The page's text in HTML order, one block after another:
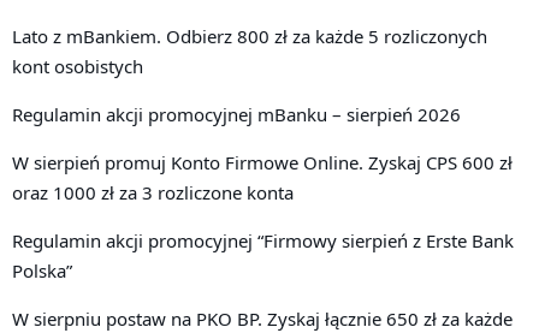
Lato z mBankiem. Odbierz 800 zł za każde 5 rozliczonych
kont osobistych
Regulamin akcji promocyjnej mBanku – sierpień 2026
W sierpień promuj Konto Firmowe Online. Zyskaj CPS 600 zł
oraz 1000 zł za 3 rozliczone konta
Regulamin akcji promocyjnej “Firmowy sierpień z Erste Bank
Polska”
W sierpniu postaw na PKO BP. Zyskaj łącznie 650 zł za każde